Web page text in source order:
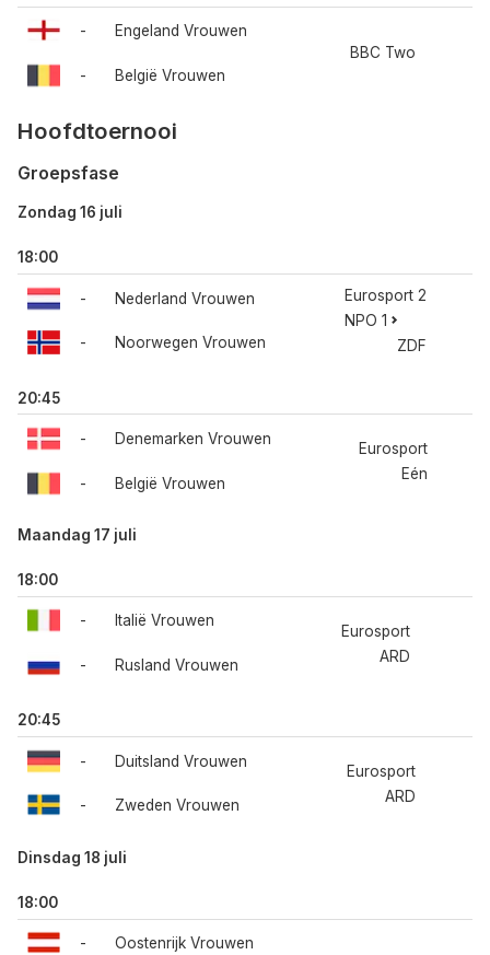
-
-
Engeland Vrouwen
België Vrouwen
BBC Two
Hoofdtoernooi
Groepsfase
Zondag 16 juli
18:00
-
-
Nederland Vrouwen
Noorwegen Vrouwen
Eurosport 2
NPO 1
ZDF
20:45
-
-
Denemarken Vrouwen
België Vrouwen
Eurosport
Eén
Maandag 17 juli
18:00
-
-
Italië Vrouwen
Rusland Vrouwen
Eurosport
ARD
20:45
-
-
Duitsland Vrouwen
Zweden Vrouwen
Eurosport
ARD
Dinsdag 18 juli
18:00
- Oostenrijk Vrouwen